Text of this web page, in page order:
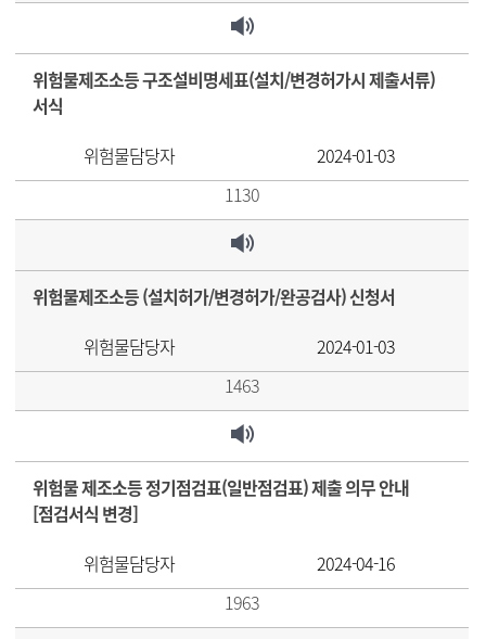
위험물제조소등 구조설비명세표(설치/변경허가시 제출서류)
서식
위험물담당자
2024-01-03
1130
위험물제조소등 (설치허가/변경허가/완공검사) 신청서
위험물담당자
2024-01-03
1463
위험물 제조소등 정기점검표(일반점검표) 제출 의무 안내
[점검서식 변경]
위험물담당자
2024-04-16
1963